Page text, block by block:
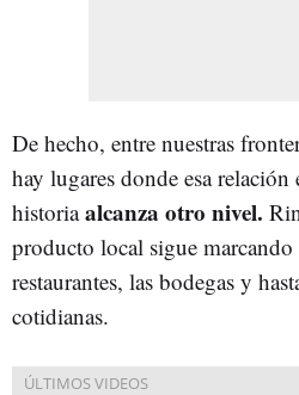
De hecho, entre nuestras
hay lugares donde esa relación
historiaalcanza otro nivel.
producto local sigue
restaurantes, las bodegas y
cotidianas.